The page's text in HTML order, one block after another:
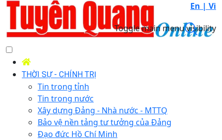
En | Vi
Toggle main menu visibility
THỜI SỰ - CHÍNH TRỊ
Tin trong tỉnh
Tin trong nước
Xây dựng Đảng - Nhà nước - MTTQ
Bảo vệ nền tảng tư tưởng của Đảng
Đạo đức Hồ Chí Minh